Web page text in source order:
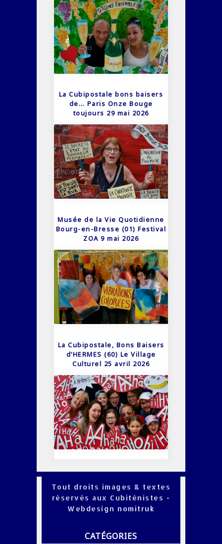
La Cubipostale bons baisers
de… Paris Onze Bouge
toujours 29 mai 2026
Musée de la Vie Quotidienne
Bourg-en-Bresse (01) Festival
ZOA 9 mai 2026
La Cubipostale, Bons Baisers
d’HERMES (60) Le Village
Culturel 25 avril 2026
Tout droits images & textes
réservés aux Cubiténistes -
Webdesign nomitruk
CATÉGORIES